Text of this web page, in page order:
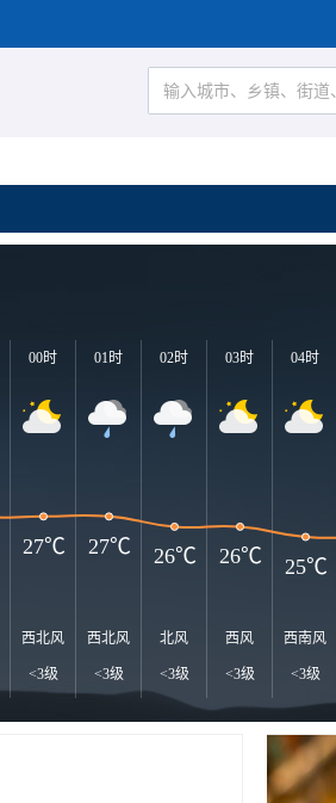
00时
西北风
<3级
01时
西北风
<3级
02时
北风
<3级
03时
西风
<3级
04时
西南风
<3级
27℃ 27℃ 26℃ 26℃ 25℃